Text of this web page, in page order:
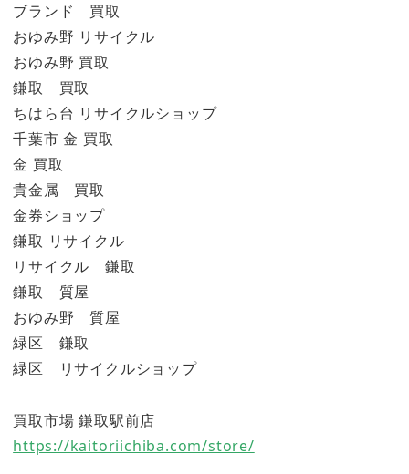
ブランド 買取
おゆみ野 リサイクル
おゆみ野 買取
鎌取 買取
ちはら台 リサイクルショップ
千葉市 金 買取
金 買取
貴金属 買取
金券ショップ
鎌取 リサイクル
リサイクル 鎌取
鎌取 質屋
おゆみ野 質屋
緑区 鎌取
緑区 リサイクルショップ
買取市場 鎌取駅前店
https://kaitoriichiba.com/store/